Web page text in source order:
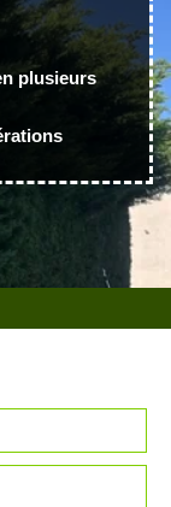
plusieurs